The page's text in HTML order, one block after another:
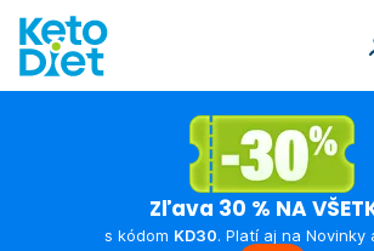
Zľava 30 % NA
s kódom KD30. Platí aj na Novinky